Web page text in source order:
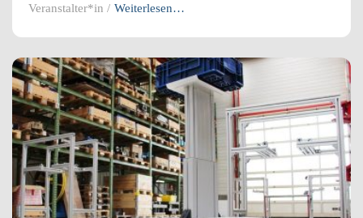
Veranstalter*in / Weiterlesen…